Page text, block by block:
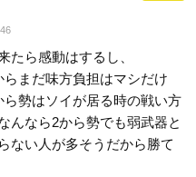
たら感動はするし、
まだ味方負担はマシだけ
勢はソイが居る時の戦い方
んなら2から勢でも弱武器と
ない人が多そうだから勝て